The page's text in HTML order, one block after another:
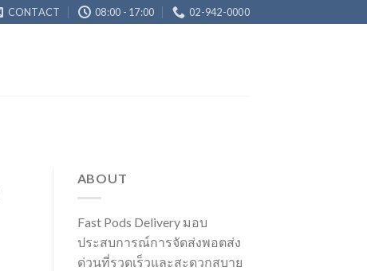
CONTACT 08:00 - 17:00 02-942-0000
ABOUT
Fast Pods Delivery มอบ
ประสบการณ์การจัดส่งพอตส่ง
ด่วนที่รวดเร็วและสะดวกสบาย